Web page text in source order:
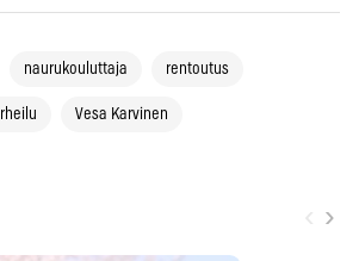
naurukouluttaja rentoutus
Vesa Karvinen
›